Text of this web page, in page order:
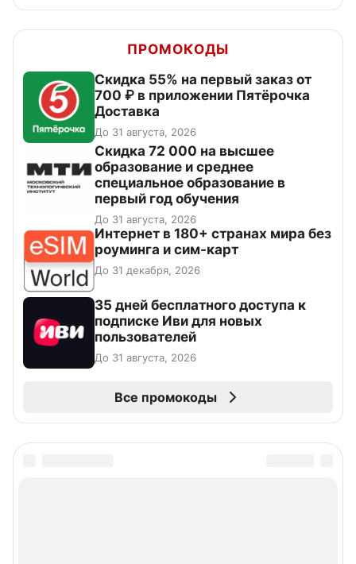
ПРОМОКОДЫ
Скидка 55% на первый заказ от
700 ₽ в приложении Пятёрочка
Доставка
До 31 августа, 2026
Скидка 72 000 на высшее
образование и среднее
специальное образование в
первый год обучения
До 31 августа, 2026
Интернет в 180+ странах мира без
роуминга и сим-карт
До 31 декабря, 2026
35 дней бесплатного доступа к
подписке Иви для новых
пользователей
До 31 августа, 2026
Все промокоды